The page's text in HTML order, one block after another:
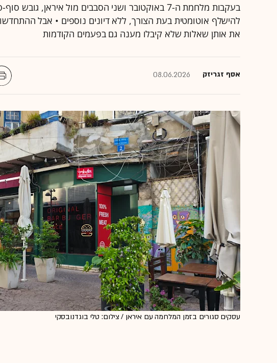
בעקבות מלחמת ה-7 באוקטובר ושני הסבבים מול איראן,
להישלף אוטומטית בעת הצורך, ללא דיונים נוספים • אבל
את אותן שאלות שלא קיבלו מענה גם בפעמים הקודמות
אסף זגריזק 08.06.2026
עסקים סגורים בזמן המלחמה עם איראן / צילום: טלי בוגדנובסקי